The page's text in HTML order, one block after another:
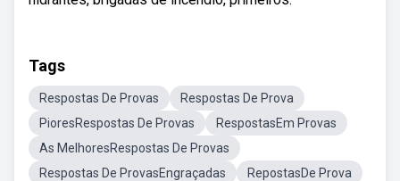
Tags
Respostas De Provas
Respostas De Prova
PioresRespostas De Provas
RespostasEm Provas
As MelhoresRespostas De Provas
Respostas De ProvasEngraçadas
RepostasDe Prova